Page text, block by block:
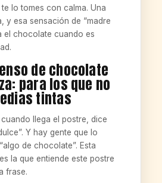
lo tomes con calma. Una
y esa sensación de “madre
el chocolate cuando es
de chocolate
para los que no
tintas
llega el postre, dice
Y hay gente que lo
de chocolate”. Esta
la que entiende este postre
frase.